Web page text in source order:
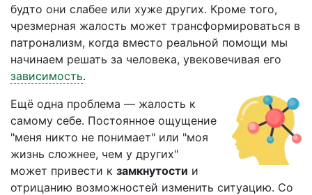
будто они слабее или хуже других. Кроме того,
чрезмерная жалость может трансформироваться в
патронализм, когда вместо реальной помощи мы
начинаем решать за человека, увековечивая его
зависимость.
Ещё одна проблема — жалость к
самому себе. Постоянное ощущение
"меня никто не понимает" или "моя
жизнь сложнее, чем у других"
может привести к замкнутости и
отрицанию возможностей изменить ситуацию. Со